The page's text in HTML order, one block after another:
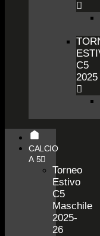
C5
2025
CALCIO
A 5
Torneo
Estivo
C5
Maschile
2025-
26